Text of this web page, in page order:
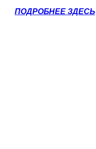
ПОДРОБНЕЕ ЗДЕСЬ